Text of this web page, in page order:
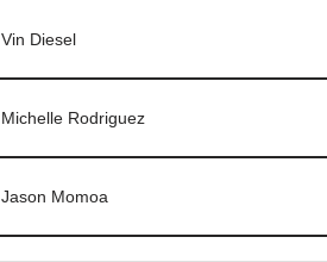
Vin Diesel
Michelle Rodriguez
Jason Momoa